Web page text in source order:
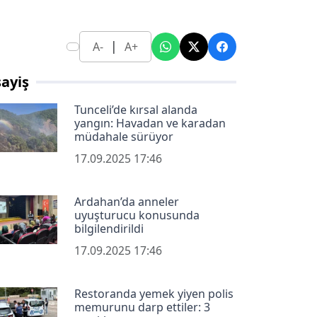
A- | A+
Tunceli’de kırsal alanda
yangın: Havadan ve karadan
müdahale sürüyor
17.09.2025 17:46
Ardahan’da anneler
uyuşturucu konusunda
bilgilendirildi
17.09.2025 17:46
Restoranda yemek yiyen polis
memurunu darp ettiler: 3